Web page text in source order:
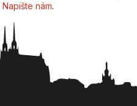
Napište nám.